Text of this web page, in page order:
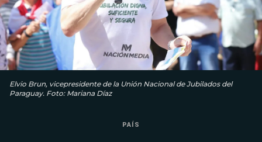
Elvio Brun, vicepresidente de la Unión Nacional de Jubilados del
Paraguay. Foto: Mariana Díaz
PAÍS